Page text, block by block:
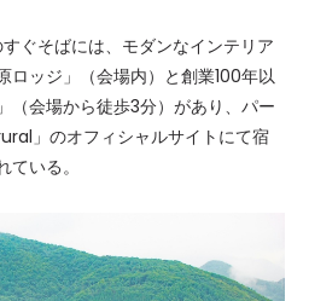
ぐそばには、モダンなインテリア
ロッジ」（会場内）と創業100年以
（会場から徒歩3分）があり、パー
」のオフィシャルサイトにて宿
いる。